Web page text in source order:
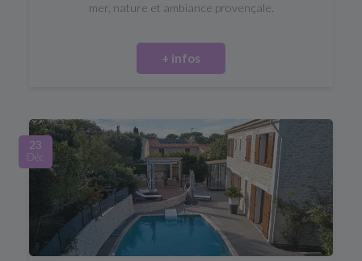
mer, nature et ambiance provençale.
+ infos
23
Déc